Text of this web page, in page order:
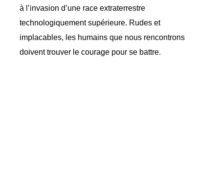
à l’invasion d’une race extraterrestre
technologiquement supérieure. Rudes et
implacables, les humains que nous rencontrons
doivent trouver le courage pour se battre.